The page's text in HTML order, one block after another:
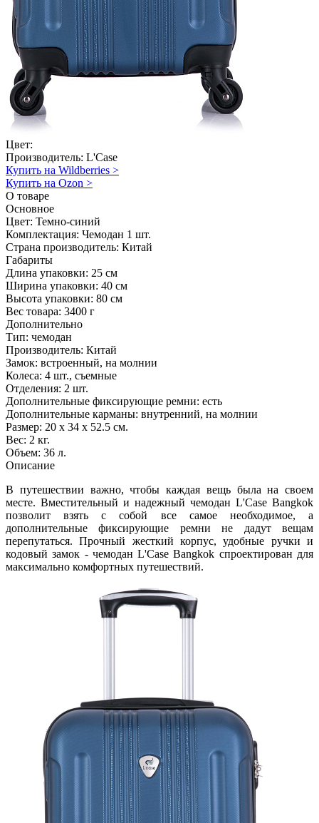
Цвет:
Производитель: L'Case
Купить на Wildberries >
Купить на Ozon >
О товаре
Основное
Цвет: Темно-синий
Комплектация: Чемодан 1 шт.
Страна производитель: Китай
Габариты
Длина упаковки: 25 см
Ширина упаковки: 40 см
Высота упаковки: 80 см
Вес товара: 3400 г
Дополнительно
Тип: чемодан
Производитель: Китай
Замок: встроенный, на молнии
Колеса: 4 шт., съемные
Отделения: 2 шт.
Дополнительные фиксирующие ремни: есть
Дополнительные карманы: внутренний, на молнии
Размер: 20 х 34 х 52.5 см.
Вес: 2 кг.
Объем: 36 л.
Описание
В путешествии важно, чтобы каждая вещь была на своем
месте. Вместительный и надежный чемодан L'Case Bangkok
позволит взять с собой все самое необходимое, а
дополнительные фиксирующие ремни не дадут вещам
перепутаться. Прочный жесткий корпус, удобные ручки и
кодовый замок - чемодан L'Case Bangkok спроектирован для
максимально комфортных путешествий.